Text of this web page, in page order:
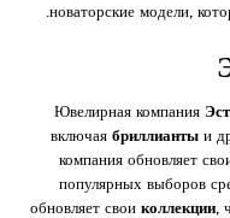
новаторские модели,
Ювелирная компания
включая бриллианты и
компания обновляет
популярных выборов
обновляет свои коллекции,